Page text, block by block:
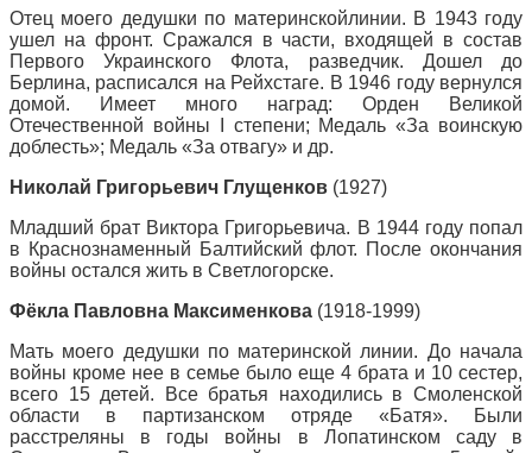
Отец моего дедушки по материнскойлинии. В 1943 году
ушел на фронт. Сражался в части, входящей в состав
Первого Украинского Флота, разведчик. Дошел до
Берлина, расписался на Рейхстаге. В 1946 году вернулся
домой. Имеет много наград: Орден Великой
Отечественной войны I степени; Медаль «За воинскую
доблесть»; Медаль «За отвагу» и др.
Николай Григорьевич Глущенков (1927)
Младший брат Виктора Григорьевича. В 1944 году попал
в Краснознаменный Балтийский флот. После окончания
войны остался жить в Светлогорске.
Фёкла Павловна Максименкова (1918-1999)
Мать моего дедушки по материнской линии. До начала
войны кроме нее в семье было еще 4 брата и 10 сестер,
всего 15 детей. Все братья находились в Смоленской
области в партизанском отряде «Батя». Были
расстреляны в годы войны в Лопатинском саду в